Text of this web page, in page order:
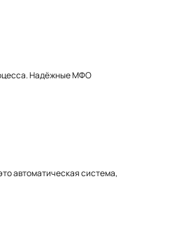
Надёжные МФО
автоматическая система,